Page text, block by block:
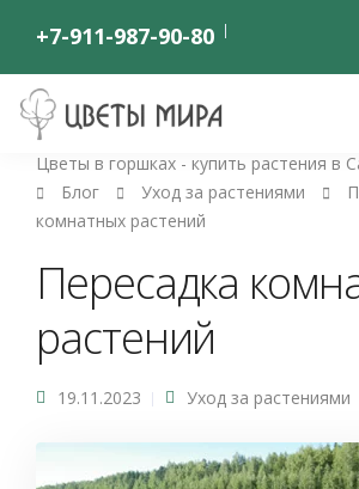
+7-911-987-90-80
Цветы в горшках - купить растения в
Блог
Уход за растениями
комнатных растений
Пересадка
растений
19.11.2023 Уход за растениями